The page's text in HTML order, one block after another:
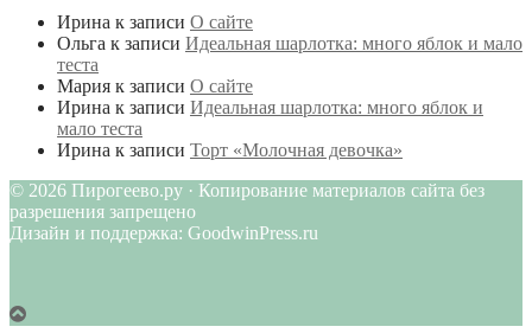
Ирина к записи О сайте
Ольга к записи Идеальная шарлотка: много яблок и мало
теста
Мария к записи О сайте
Ирина к записи Идеальная шарлотка: много яблок и
мало теста
Ирина к записи Торт «Молочная девочка»
© 2026 Пирогеево.ру · Копирование материалов сайта без
разрешения запрещено
Дизайн и поддержка: GoodwinPress.ru